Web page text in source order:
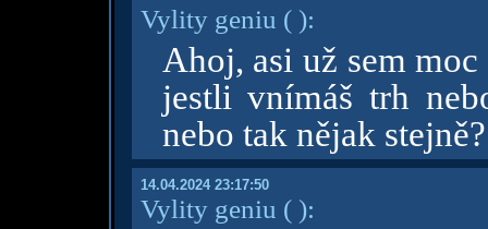
Vylity geniu ( ):
Ahoj, asi už sem
jestli vnímáš trh
nebo tak nějak stejně?
14.04.2024 23:17:50
Vylity geniu ( ):